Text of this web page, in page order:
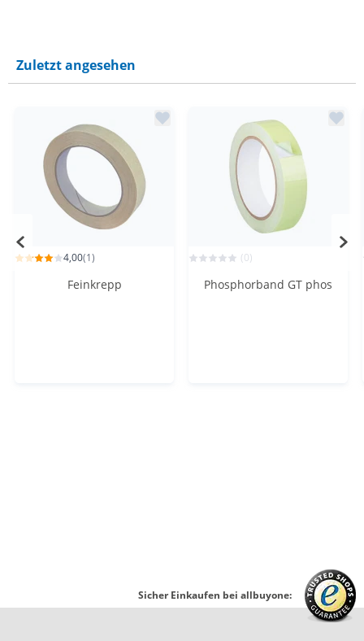
Zuletzt angesehen
4,00(1)
Feinkrepp
(0)
Phosphorband GT phos
Sicher Einkaufen bei allbuyone: